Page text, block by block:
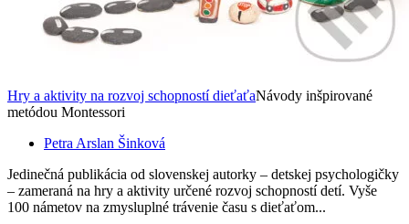
Hry a aktivity na rozvoj schopností dieťaťaNávody inšpirované
metódou Montessori
Petra Arslan Šinková
Jedinečná publikácia od slovenskej autorky – detskej psychologičky
– zameraná na hry a aktivity určené rozvoj schopností detí. Vyše
100 námetov na zmysluplné trávenie času s dieťaťom...